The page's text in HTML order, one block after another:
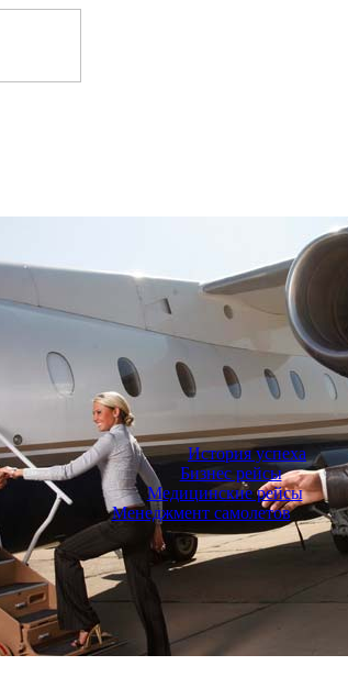
История успеха
Бизнес рейсы
Медицинские рейсы
Менеджмент самолетов